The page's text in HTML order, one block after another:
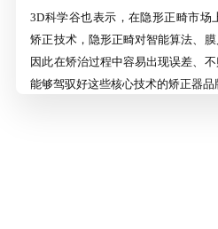
3D科学谷也表示，在隐形正畸市场
矫正技术，隐形正畸对智能算法、
因此在矫治过程中容易出现误差、
能够驾驭好这些核心技术的矫正器品